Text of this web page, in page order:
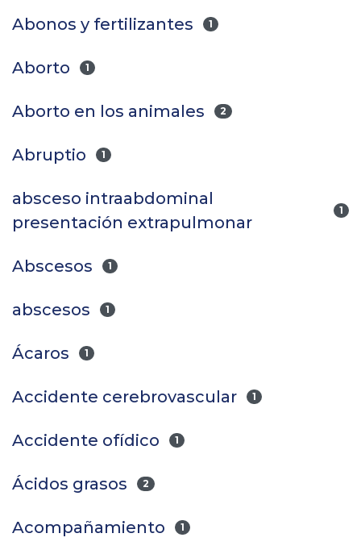
Abonos y fertilizantes 1
Aborto 1
Aborto en los animales 2
Abruptio 1
absceso intraabdominal
presentación extrapulmonar
1
Abscesos 1
abscesos 1
Ácaros 1
Accidente cerebrovascular 1
Accidente ofídico 1
Ácidos grasos 2
Acompañamiento 1